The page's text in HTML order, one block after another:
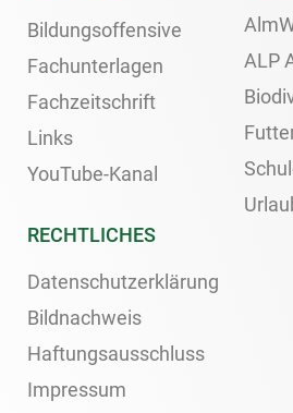
Bildungsoffensive
Fachunterlagen
Fachzeitschrift
Links
YouTube-Kanal
ALP
RECHTLICHES
Datenschutzerklärung
Bildnachweis
Haftungsausschluss
Impressum